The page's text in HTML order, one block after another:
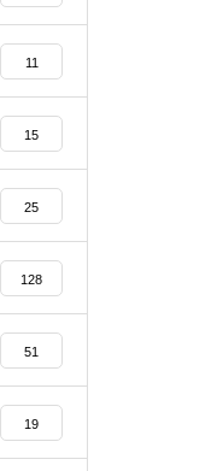
11
15
25
128
51
19